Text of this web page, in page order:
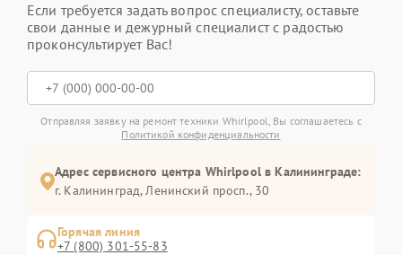
Если требуется задать вопрос специалисту, оставьте
свои данные и дежурный специалист с радостью
проконсультирует Вас!
Отправляя заявку на ремонт техники Whirlpool, Вы соглашаетесь с
Политикой конфиденциальности
Адрес сервисного центра Whirlpool в Калининграде:
г. Калининград, Ленинский просп., 30
Горячая линия
+7 (800) 301-55-83